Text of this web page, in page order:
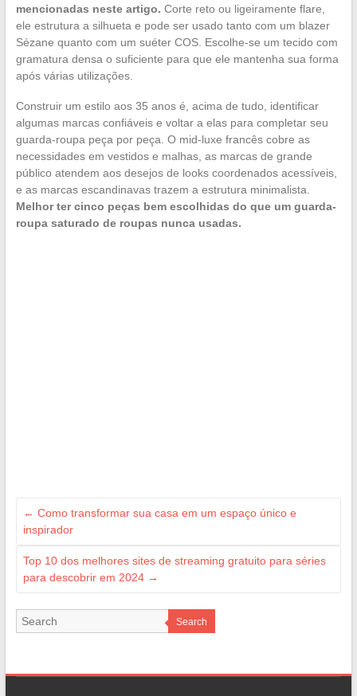
mencionadas neste artigo. Corte reto ou ligeiramente flare,
ele estrutura a silhueta e pode ser usado tanto com um blazer
Sézane quanto com um suéter COS. Escolhe-se um tecido com
gramatura densa o suficiente para que ele mantenha sua forma
após várias utilizações.
Construir um estilo aos 35 anos é, acima de tudo, identificar
algumas marcas confiáveis e voltar a elas para completar seu
guarda-roupa peça por peça. O mid-luxe francês cobre as
necessidades em vestidos e malhas, as marcas de grande
público atendem aos desejos de looks coordenados acessíveis,
e as marcas escandinavas trazem a estrutura minimalista.
Melhor ter cinco peças bem escolhidas do que um guarda-
roupa saturado de roupas nunca usadas.
← Como transformar sua casa em um espaço único e
inspirador
Top 10 dos melhores sites de streaming gratuito para séries
para descobrir em 2024 →
Search